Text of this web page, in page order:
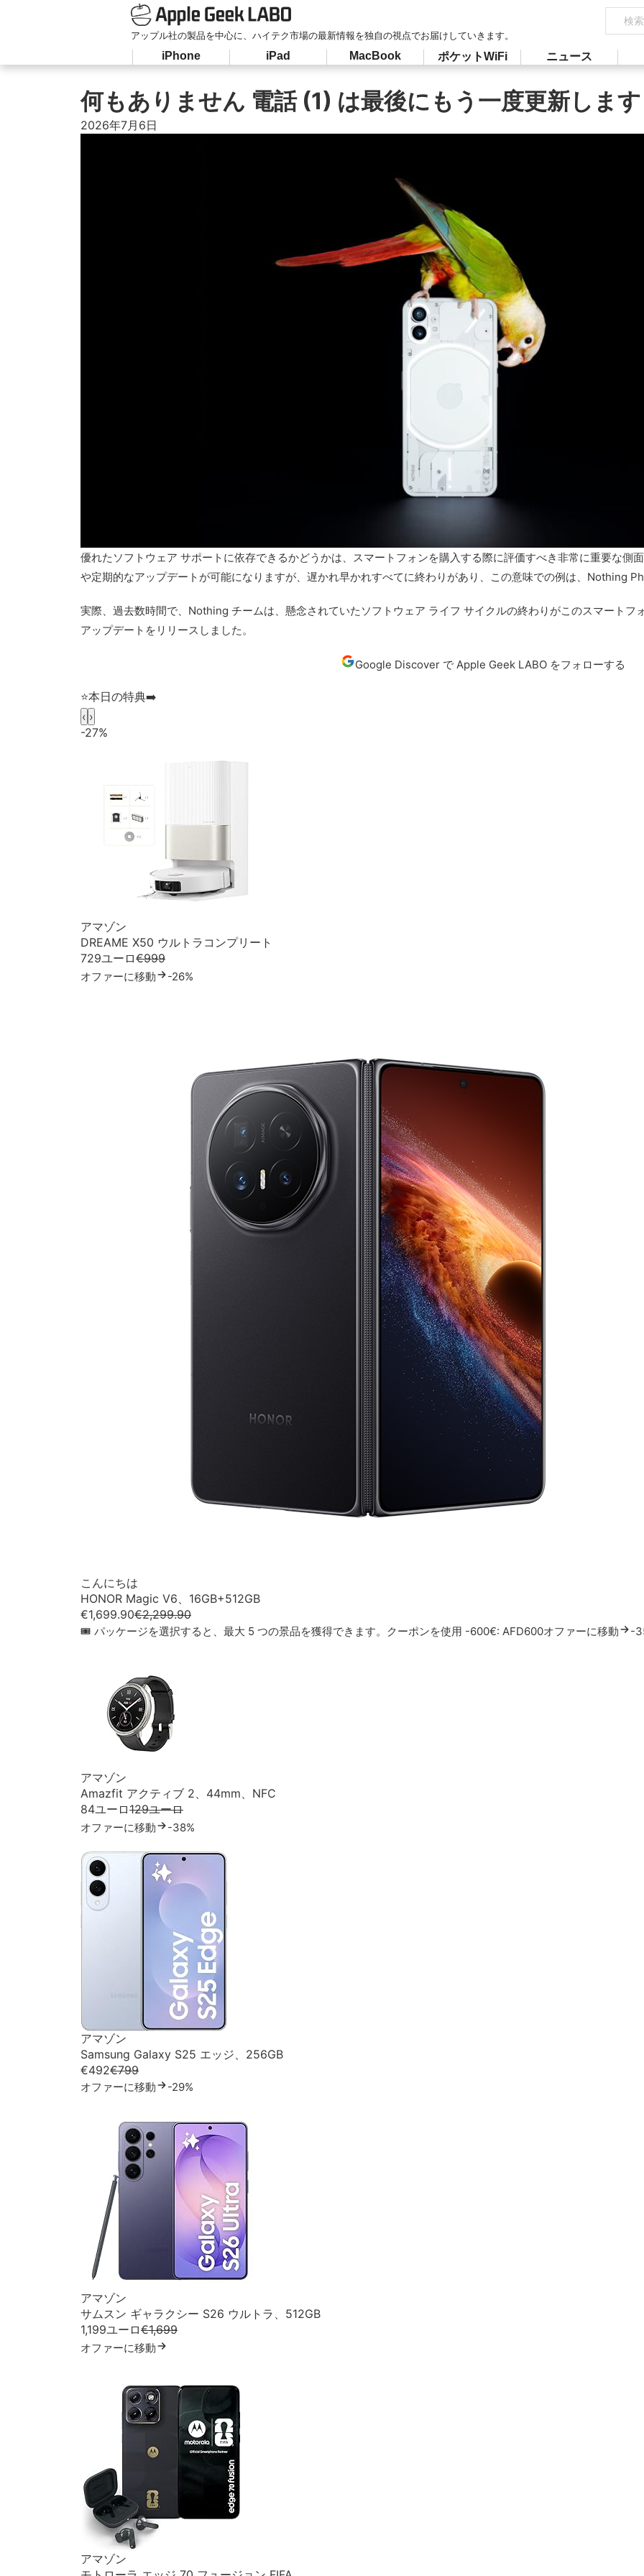
アップル社の製品を中心に、ハイテク市場の最新情報を独自の視点でお届けしていきます。
iPhone iPad MacBook ポケットWiFi ニュース
何もありません 電話 (1) は最後にもう一度更新します
2026年7月6日
優れたソフトウェア サポートに依存できるかどうかは、スマートフォンを購入する際に評価すべき非常に重要な側
や定期的なアップデートが可能になりますが、遅かれ早かれすべてに終わりがあり、この意味での例は、Nothing
実際、過去数時間で、Nothing チームは、懸念されていたソフトウェア ライフ サイクルの終わりがこのスマートフ
アップデートをリリースしました。
Google Discover で Apple Geek LABO をフォローする
⭐️本日の特典➡️
‹ ›
-27%
アマゾン
DREAME X50 ウルトラコンプリート
729ユーロ€999
オファーに移動 -26%
こんにちは
HONOR Magic V6、16GB+512GB
€1,699.90€2,299.90
🎟 パッケージを選択すると、最大 5 つの景品を獲得できます。クーポンを使用 -600€: AFD600オファーに移動 -
アマゾン
Amazfit アクティブ 2、44mm、NFC
84ユーロ129ユーロ
オファーに移動 -38%
アマゾン
Samsung Galaxy S25 エッジ、256GB
€492€799
オファーに移動 -29%
アマゾン
サムスン ギャラクシー S26 ウルトラ、512GB
1,199ユーロ€1,699
オファーに移動
アマゾン